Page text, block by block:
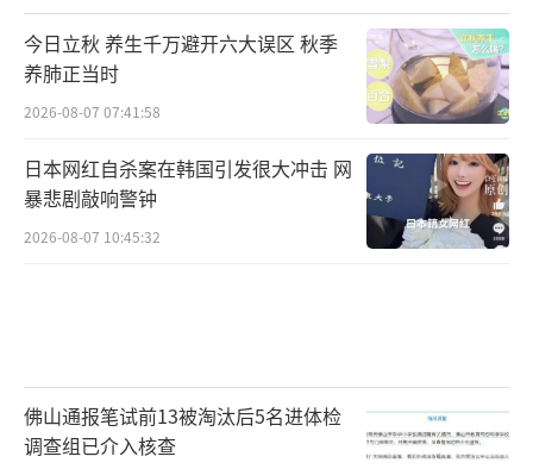
今日立秋 养生千万避开六大误区 秋季
养肺正当时
2026-08-07 07:41:58
日本网红自杀案在韩国引发很大冲击 网
暴悲剧敲响警钟
2026-08-07 10:45:32
佛山通报笔试前13被淘汰后5名进体检
调查组已介入核查